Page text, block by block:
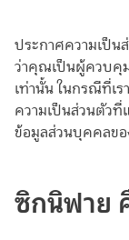
ประกาศความเป็
ว่าคุณเป็นผู้ควบคุ
เท่านั้น ในกรณีที่เ
ความเป็นส่วนตัว
ข้อมูลส่วนบุคคลข
ซิกนิฟาย